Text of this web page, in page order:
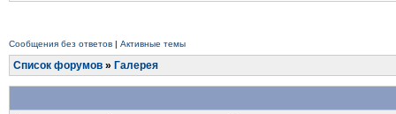
Сообщения без ответов | Активные темы
Список форумов » Галерея